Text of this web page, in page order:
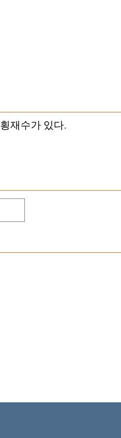
재수가 있다.